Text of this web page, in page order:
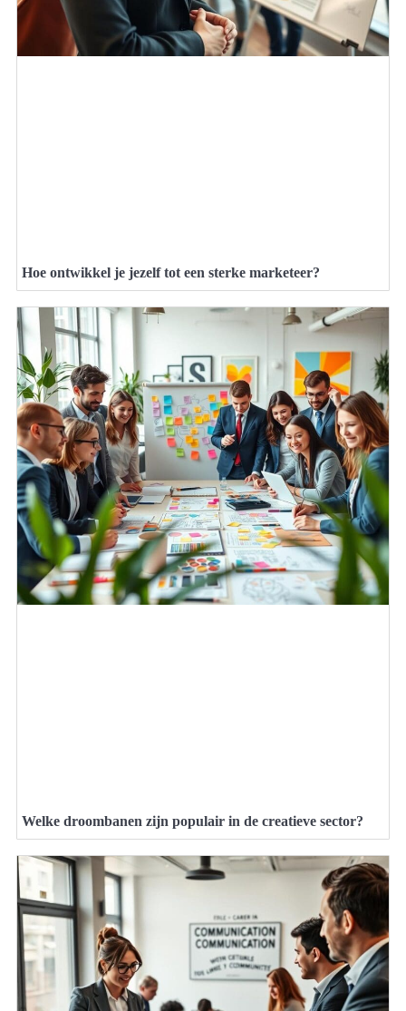
Hoe ontwikkel je jezelf tot een sterke marketeer?
Welke droombanen zijn populair in de creatieve sector?